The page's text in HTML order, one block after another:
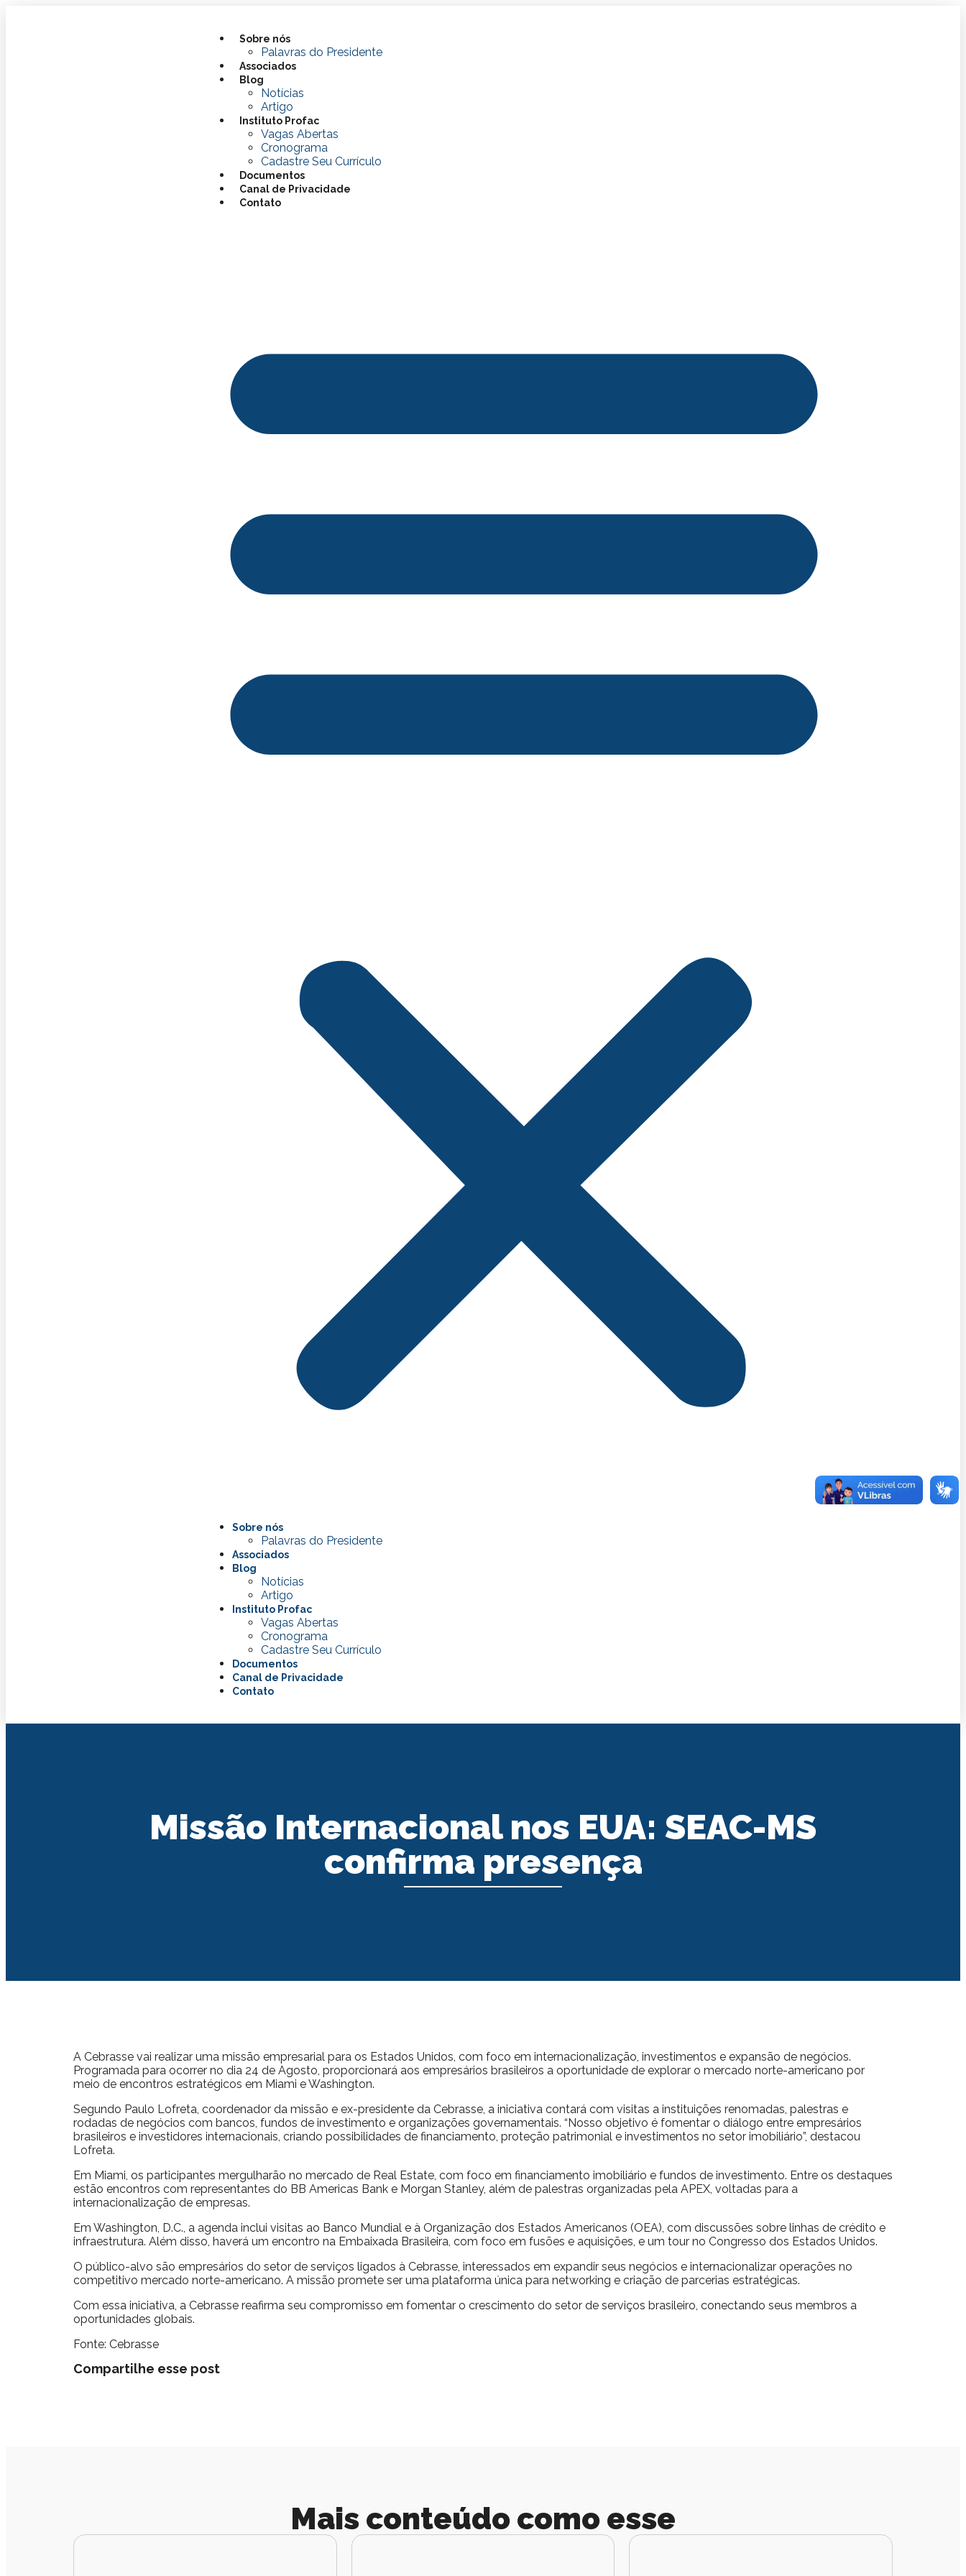
Sobre nós
Palavras do Presidente
Associados
Blog
Notícias
Artigo
Instituto Profac
Vagas Abertas
Cronograma
Cadastre Seu Currículo
Documentos
Canal de Privacidade
Contato
Sobre nós
Palavras do Presidente
Associados
Blog
Notícias
Artigo
Instituto Profac
Vagas Abertas
Cronograma
Cadastre Seu Currículo
Documentos
Canal de Privacidade
Contato
Missão Internacional nos EUA: SEAC-MS
confirma presença
A Cebrasse vai realizar uma missão empresarial para os Estados Unidos, com foco em internacionalização, investimentos e expansão de negócios.
Programada para ocorrer no dia 24 de Agosto, proporcionará aos empresários brasileiros a oportunidade de explorar o mercado norte-americano por
meio de encontros estratégicos em Miami e Washington.
Segundo Paulo Lofreta, coordenador da missão e ex-presidente da Cebrasse, a iniciativa contará com visitas a instituições renomadas, palestras e
rodadas de negócios com bancos, fundos de investimento e organizações governamentais. “Nosso objetivo é fomentar o diálogo entre empresários
brasileiros e investidores internacionais, criando possibilidades de financiamento, proteção patrimonial e investimentos no setor imobiliário”, destacou
Lofreta.
Em Miami, os participantes mergulharão no mercado de Real Estate, com foco em financiamento imobiliário e fundos de investimento. Entre os destaques
estão encontros com representantes do BB Americas Bank e Morgan Stanley, além de palestras organizadas pela APEX, voltadas para a
internacionalização de empresas.
Em Washington, D.C., a agenda inclui visitas ao Banco Mundial e à Organização dos Estados Americanos (OEA), com discussões sobre linhas de crédito e
infraestrutura. Além disso, haverá um encontro na Embaixada Brasileira, com foco em fusões e aquisições, e um tour no Congresso dos Estados Unidos.
O público-alvo são empresários do setor de serviços ligados à Cebrasse, interessados em expandir seus negócios e internacionalizar operações no
competitivo mercado norte-americano. A missão promete ser uma plataforma única para networking e criação de parcerias estratégicas.
Com essa iniciativa, a Cebrasse reafirma seu compromisso em fomentar o crescimento do setor de serviços brasileiro, conectando seus membros a
oportunidades globais.
Fonte: Cebrasse
Compartilhe esse post
Mais conteúdo como esse